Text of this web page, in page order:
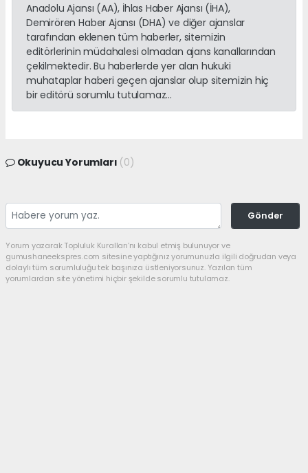
Anadolu Ajansı (AA), İhlas Haber Ajansı (İHA),
Demirören Haber Ajansı (DHA) ve diğer ajanslar
tarafından eklenen tüm haberler, sitemizin
editörlerinin müdahalesi olmadan ajans kanallarından
çekilmektedir. Bu haberlerde yer alan hukuki
muhataplar haberi geçen ajanslar olup sitemizin hiç
bir editörü sorumlu tutulamaz...
Okuyucu Yorumları (0)
Gönder
Yorum yazarak Topluluk Kuralları’nı kabul etmiş bulunuyor ve
gumushaneekspres.com sitesine yaptığınız yorumunuzla ilgili doğrudan veya
dolaylı tüm sorumluluğu tek başınıza üstleniyorsunuz. Yazılan tüm
yorumlardan site yönetimi hiçbir şekilde sorumlu tutulamaz.